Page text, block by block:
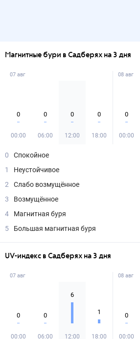
Магнитные бури в Садберях на 3 дня
07 авг
0
00:00
0
06:00
0
12:00
0
18:00
08 авг
0
00:00
0
Спокойное
1
Неустойчивое
2
Слабо возмущённое
3
Возмущённое
4
Магнитная буря
5
Большая магнитная буря
UV-индекс в Садберях на 3 дня
07 авг
0
00:00
0
06:00
6
12:00
1
18:00
08 авг
0
00:00